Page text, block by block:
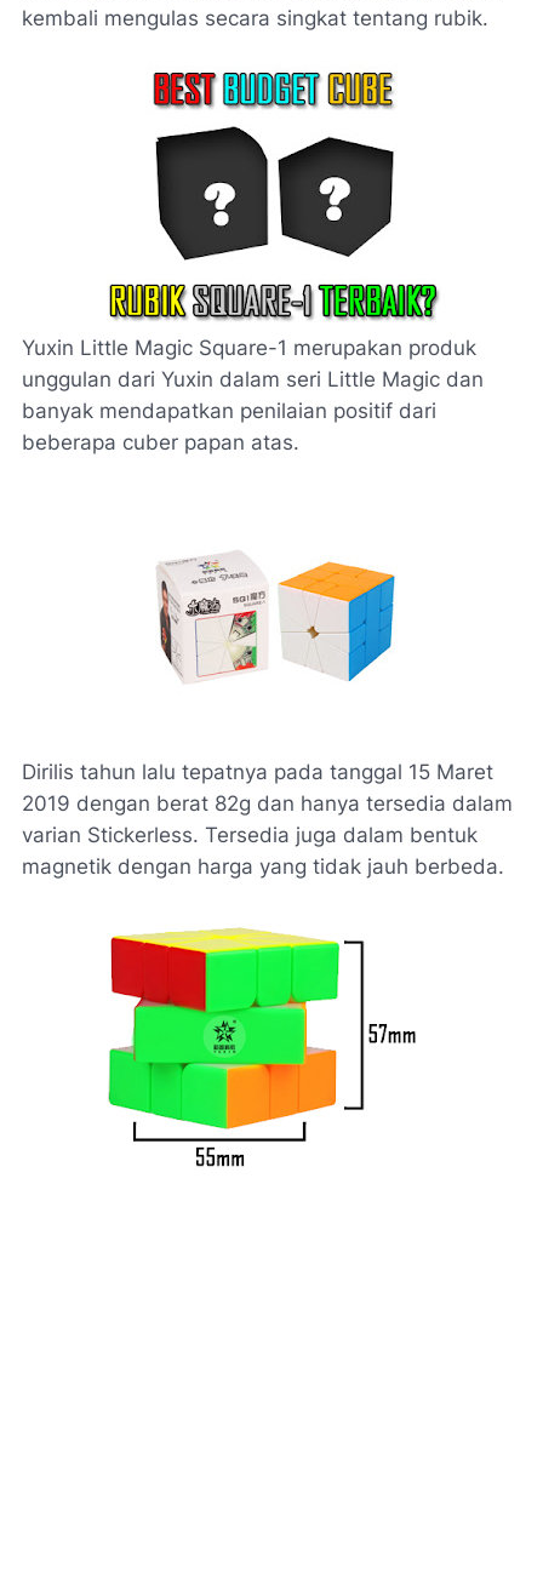
kembali mengulas secara singkat tentang rubik.
Yuxin Little Magic Square-1 merupakan produk
unggulan dari Yuxin dalam seri Little Magic dan
banyak mendapatkan penilaian positif dari
beberapa cuber papan atas.
Dirilis tahun lalu tepatnya pada tanggal 15 Maret
2019 dengan berat 82g dan hanya tersedia dalam
varian Stickerless. Tersedia juga dalam bentuk
magnetik dengan harga yang tidak jauh berbeda.